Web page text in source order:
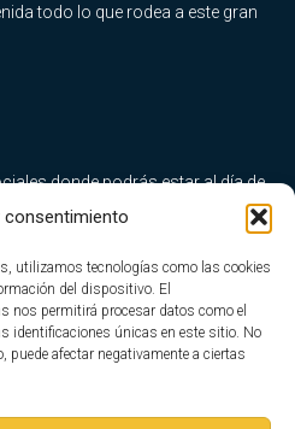
consentimiento
utilizamos tecnologías como las cookies
del dispositivo. El
nos permitirá procesar datos como el
identificaciones únicas en este sitio. No
afectar negativamente a ciertas
todo lo que rodea a este gran
donde podrás estar al día de